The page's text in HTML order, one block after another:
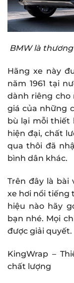
BMW là
Hãng xe này
năm 1961 tại
dành riêng cho
giá của những
bù lại mỗi thiết
hiện đại, chất
qua thôi đã
bình dân khác.
Trên đây là bài
xe hơi nổi tiếng
hiệu nào hãy
bạn nhé. Mọi
được giải quyết.
KingWrap –
chất lượng